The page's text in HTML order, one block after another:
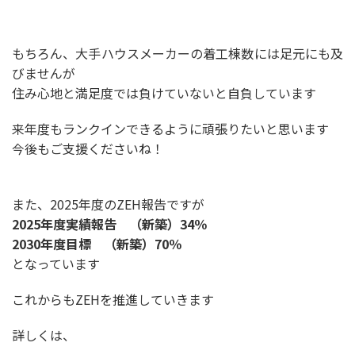
もちろん、大手ハウスメーカーの着工棟数には足元にも及
びませんが
住み心地と満足度では負けていないと自負しています
来年度もランクインできるように頑張りたいと思います
今後もご支援くださいね！
また、2025年度のZEH報告ですが
2025年度実績報告 （新築）34％
2030年度目標 （新築）70％
となっています
これからもZEHを推進していきます
詳しくは、